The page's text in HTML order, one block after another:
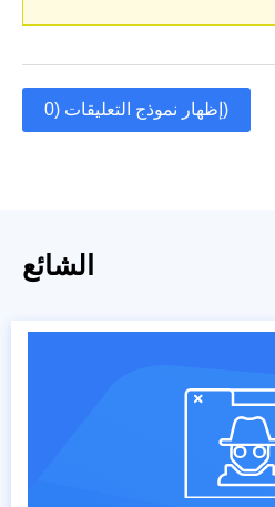
إظهار نموذج التعليقات (0)
الشائع